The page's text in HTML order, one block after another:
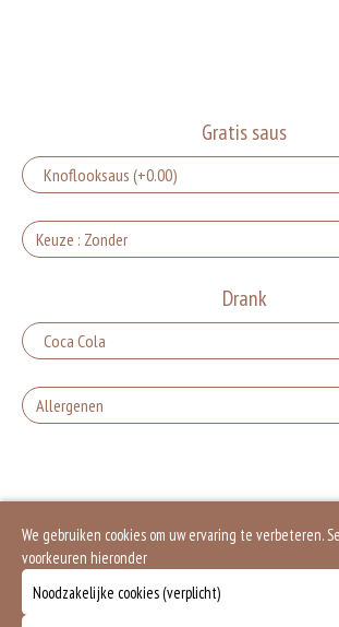
Gratis saus
Keuze : Zonder
Zonder groente en feta, alleen
Zonder peper en feta
Zonder sla
Drank
Allergenen
meer gluten het meel bevat, des
Soja behoort tot de peulvruchten. Sojabonen zijn rijk
eiwitten. Soja wordt in de voedingsmiddelenindustrie
structuurverbeteraar, emulgator en als vulling.
Eieren worden verwerkt in heel veel producten.
gebruikte soorten eieren. Kippenei-eiwit kan hierbij
We gebruiken cookies om uw ervaring te verbeteren.
voorkeuren hieronder
Noodzakelijke cookies (verplicht)